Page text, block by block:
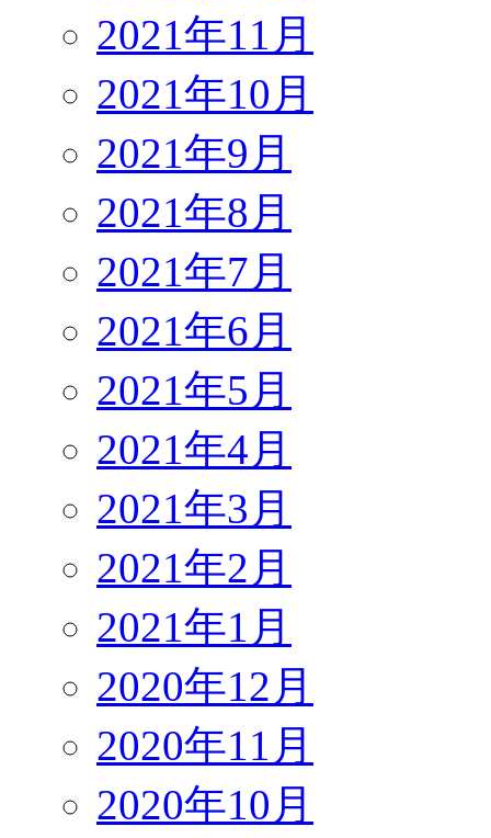
2021年11月
2021年10月
2021年9月
2021年8月
2021年7月
2021年6月
2021年5月
2021年4月
2021年3月
2021年2月
2021年1月
2020年12月
2020年11月
2020年10月